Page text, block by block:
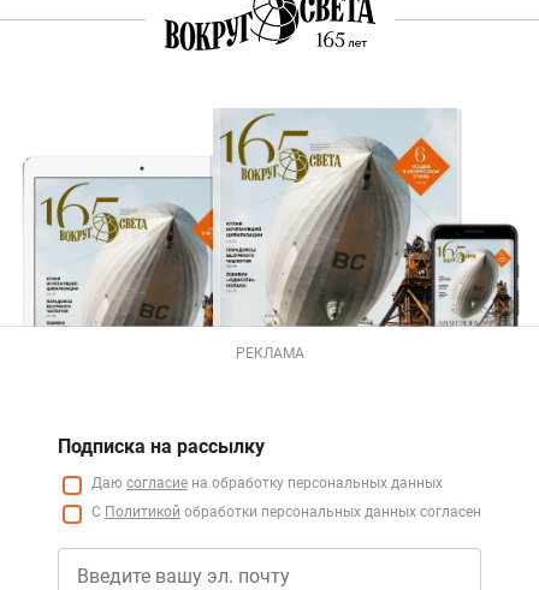
РЕКЛАМА
Подписка на рассылку
Даю согласие на обработку персональных данных
С Политикой обработки персональных данных согласен